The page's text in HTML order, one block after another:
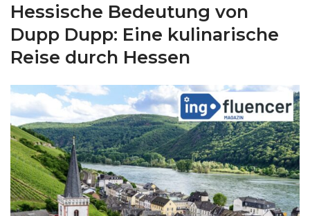
Hessische Bedeutung von
Dupp Dupp: Eine kulinarische
Reise durch Hessen